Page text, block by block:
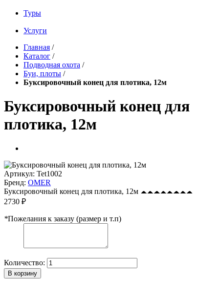
Туры
Услуги
Главная /
Каталог /
Подводная охота /
Буи, плоты /
Буксировочный конец для плотика, 12м
Буксировочный конец для
плотика, 12м
Артикул: Tet1002
Бренд: OMER
Буксировочный конец для плотика, 12м
2730 ₽
*Пожелания к заказу (размер и т.п)
Количество:
В корзину